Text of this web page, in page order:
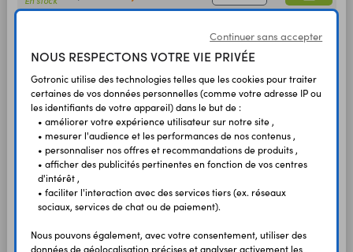
En stock 2,42 €HT 2,90 €TTC
Pile au Lithium
Varta CR1620 CR1620 09945
2,25 €HT 2,70 €TTC
Pile au Lithium
Varta CR1632 CR1632 09487
En stock 2,92 €HT 3,50 €TTC
Varta CR2016
Continuer sans accepter
NOUS RESPECTONS VOTRE VIE PRIVÉE
Gotronic utilise des technologies telles que les cookies pour traiter
certaines de vos données personnelles (comme votre adresse IP ou
les identifiants de votre appareil) dans le but de :
• améliorer votre expérience utilisateur sur notre site ,
• mesurer l'audience et les performances de nos contenus ,
• personnaliser nos offres et recommandations de produits ,
• afficher des publicités pertinentes en fonction de vos centres
d'intérêt ,
• faciliter l'interaction avec des services tiers (ex. réseaux
sociaux, services de chat ou de paiement).
Nous pouvons également, avec votre consentement, utiliser des
données de géolocalisation précises et analyser activement les